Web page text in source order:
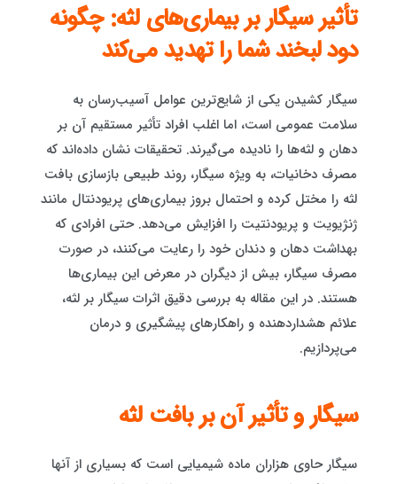
تأثیر سیگار بر بیماری‌های لثه: چگونه
دود لبخند شما را تهدید می‌کند
سیگار کشیدن یکی از شایع‌ترین عوامل آسیب‌رسان به
سلامت عمومی است، اما اغلب افراد تأثیر مستقیم آن بر
دهان و لثه‌ها را نادیده می‌گیرند. تحقیقات نشان داده‌اند که
مصرف دخانیات، به ویژه سیگار، روند طبیعی بازسازی بافت
لثه را مختل کرده و احتمال بروز بیماری‌های پریودنتال مانند
ژنژیویت و پریودنتیت را افزایش می‌دهد. حتی افرادی که
بهداشت دهان و دندان خود را رعایت می‌کنند، در صورت
مصرف سیگار، بیش از دیگران در معرض این بیماری‌ها
هستند. در این مقاله به بررسی دقیق اثرات سیگار بر لثه،
علائم هشداردهنده و راهکارهای پیشگیری و درمان
می‌پردازیم.
سیگار و تأثیر آن بر بافت لثه
سیگار حاوی هزاران ماده شیمیایی است که بسیاری از آنها